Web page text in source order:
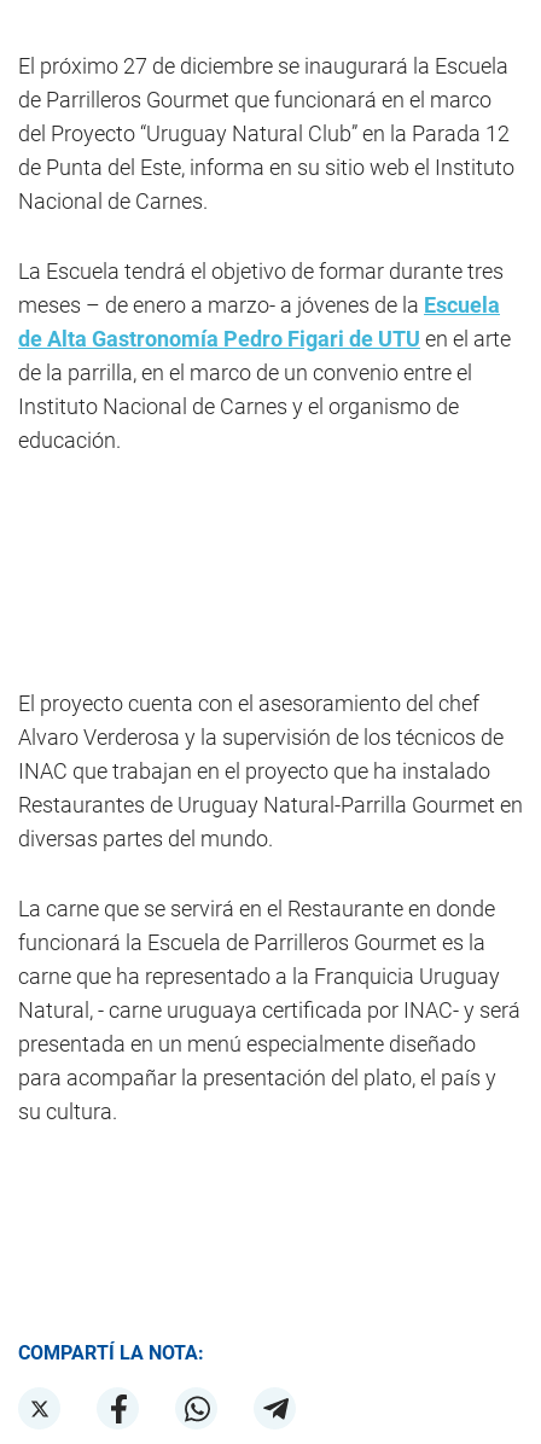
El próximo 27 de diciembre se inaugurará la Escuela
de Parrilleros Gourmet que funcionará en el marco
del Proyecto “Uruguay Natural Club” en la Parada 12
de Punta del Este, informa en su sitio web el Instituto
Nacional de Carnes.
La Escuela tendrá el objetivo de formar durante tres
meses – de enero a marzo- a jóvenes de la Escuela
de Alta Gastronomía Pedro Figari de UTU en el arte
de la parrilla, en el marco de un convenio entre el
Instituto Nacional de Carnes y el organismo de
educación.
El proyecto cuenta con el asesoramiento del chef
Alvaro Verderosa y la supervisión de los técnicos de
INAC que trabajan en el proyecto que ha instalado
Restaurantes de Uruguay Natural-Parrilla Gourmet en
diversas partes del mundo.
La carne que se servirá en el Restaurante en donde
funcionará la Escuela de Parrilleros Gourmet es la
carne que ha representado a la Franquicia Uruguay
Natural, - carne uruguaya certificada por INAC- y será
presentada en un menú especialmente diseñado
para acompañar la presentación del plato, el país y
su cultura.
COMPARTÍ LA NOTA: